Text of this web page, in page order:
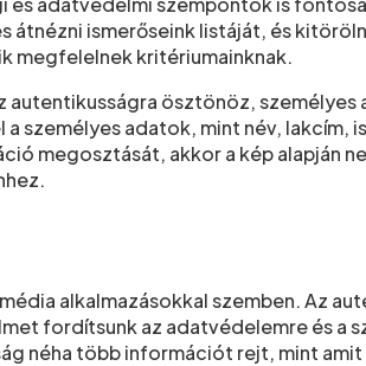
átnézni ismerőseink listáját, és
megfelelnek kritériumainknak.
autentikusságra ösztönöz,
személyes adatok, mint név, lakcím,
megosztását, akkor a kép alapján
alkalmazásokkal szemben. Az
fordítsunk az adatvédelemre és a
néha több információt rejt, mint